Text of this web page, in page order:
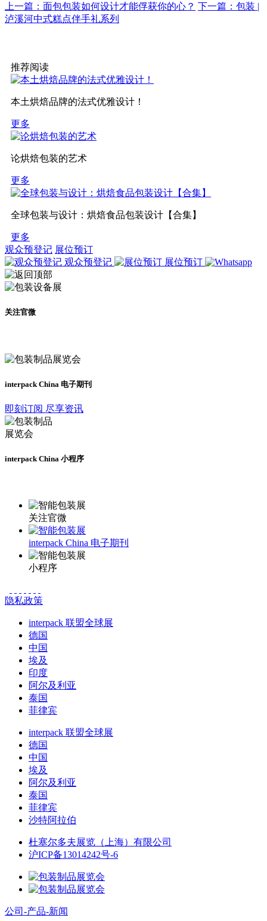
上一篇：面包包装如何设计才能俘获你的心？ 下一篇：包装 |
泸溪河中式糕点伴手礼系列
推荐阅读
本土烘焙品牌的法式优雅设计！
更多
论烘焙包装的艺术
更多
全球包装与设计：烘焙食品包装设计【合集】
更多
观众预登记 展位预订
观众预登记
展位预订
关注官微
interpack China 电子期刊
即刻订阅 尽享资讯
interpack China 小程序
关注官微
interpack China 电子期刊
小程序
隐私政策
interpack 联盟全球展
德国
中国
埃及
印度
阿尔及利亚
泰国
菲律宾
interpack 联盟全球展
德国
中国
埃及
阿尔及利亚
泰国
菲律宾
沙特阿拉伯
杜塞尔多夫展览（上海）有限公司
沪ICP备13014242号-6
公司-产品-新闻